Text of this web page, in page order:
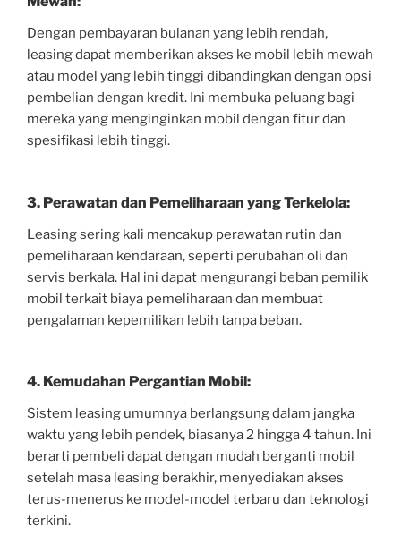
Dengan pembayaran bulanan yang lebih rendah,
leasing dapat memberikan akses ke mobil lebih mewah
atau model yang lebih tinggi dibandingkan dengan opsi
pembelian dengan kredit. Ini membuka peluang bagi
mereka yang menginginkan mobil dengan fitur dan
spesifikasi lebih tinggi.
3. Perawatan dan Pemeliharaan yang Terkelola:
Leasing sering kali mencakup perawatan rutin dan
pemeliharaan kendaraan, seperti perubahan oli dan
servis berkala. Hal ini dapat mengurangi beban pemilik
mobil terkait biaya pemeliharaan dan membuat
pengalaman kepemilikan lebih tanpa beban.
4. Kemudahan Pergantian Mobil:
Sistem leasing umumnya berlangsung dalam jangka
waktu yang lebih pendek, biasanya 2 hingga 4 tahun. Ini
berarti pembeli dapat dengan mudah berganti mobil
setelah masa leasing berakhir, menyediakan akses
terus-menerus ke model-model terbaru dan teknologi
terkini.